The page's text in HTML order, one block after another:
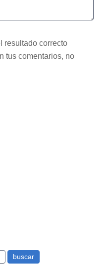
resultado correcto
tus comentarios, no